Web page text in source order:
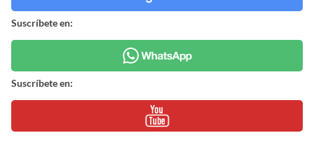
Revisa nuestra página de correcciones